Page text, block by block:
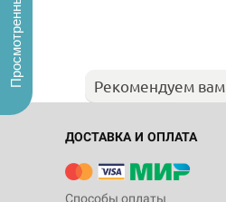
Рекомендуем вам
ДОСТАВКА И ОПЛАТА
Способы оплаты
Просмотренные